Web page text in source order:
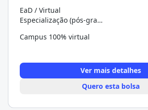
EaD / Virtual
Especialização (pós-graduação)
Campus 100% virtual
Ver mais detalhes
Quero esta bolsa